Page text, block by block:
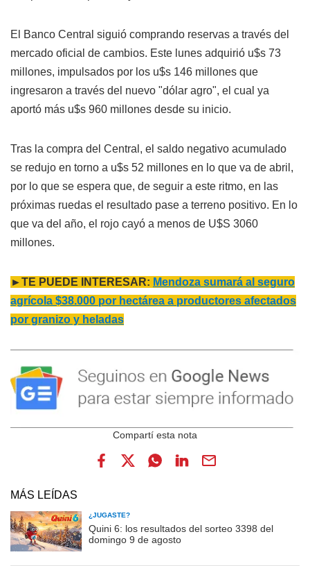
El Banco Central siguió comprando reservas a través del
mercado oficial de cambios. Este lunes adquirió u$s 73
millones, impulsados por los u$s 146 millones que
ingresaron a través del nuevo "dólar agro", el cual ya
aportó más u$s 960 millones desde su inicio.
Tras la compra del Central, el saldo negativo acumulado
se redujo en torno a u$s 52 millones en lo que va de abril,
por lo que se espera que, de seguir a este ritmo, en las
próximas ruedas el resultado pase a terreno positivo. En lo
que va del año, el rojo cayó a menos de U$S 3060
millones.
►TE PUEDE INTERESAR: Mendoza sumará al seguro
agrícola $38.000 por hectárea a productores afectados
por granizo y heladas
MÁS LEÍDAS
¿JUGASTE?
Quini 6: los resultados del sorteo 3398 del
domingo 9 de agosto